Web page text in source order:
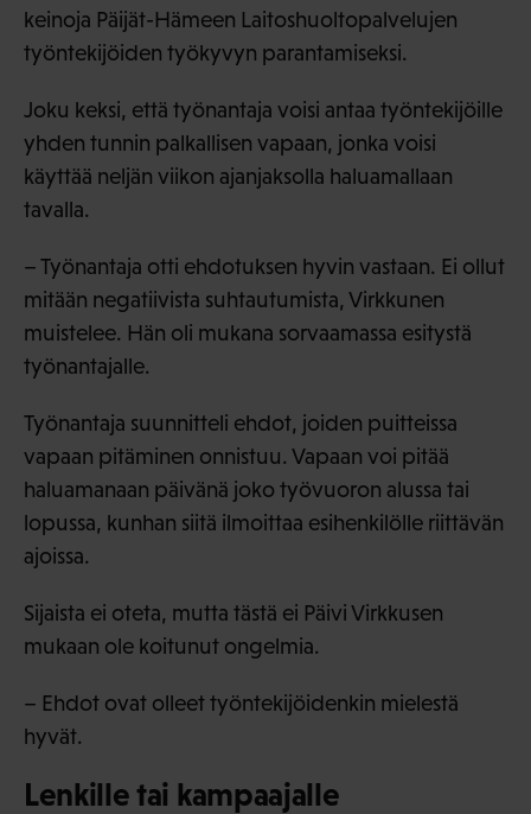
keinoja Päijät-Hämeen Laitoshuoltopalvelujen
työntekijöiden työkyvyn parantamiseksi.
Joku keksi, että työnantaja voisi antaa työntekijöille
yhden tunnin palkallisen vapaan, jonka voisi
käyttää neljän viikon ajanjaksolla haluamallaan
tavalla.
– Työnantaja otti ehdotuksen hyvin vastaan. Ei ollut
mitään negatiivista suhtautumista, Virkkunen
muistelee. Hän oli mukana sorvaamassa esitystä
työnantajalle.
Työnantaja suunnitteli ehdot, joiden puitteissa
vapaan pitäminen onnistuu. Vapaan voi pitää
haluamanaan päivänä joko työvuoron alussa tai
lopussa, kunhan siitä ilmoittaa esihenkilölle riittävän
ajoissa.
Sijaista ei oteta, mutta tästä ei Päivi Virkkusen
mukaan ole koitunut ongelmia.
– Ehdot ovat olleet työntekijöidenkin mielestä
hyvät.
Lenkille tai kampaajalle